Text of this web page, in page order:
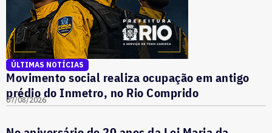
ÚLTIMAS NOTÍCIAS
Movimento social realiza ocupação em antigo
prédio do Inmetro, no Rio Comprido
07/08/2026